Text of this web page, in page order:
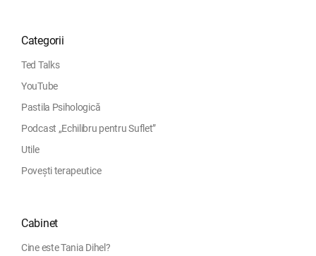
Categorii
Ted Talks
YouTube
Pastila Psihologică
Podcast „Echilibru pentru Suflet”
Utile
Povești terapeutice
Cabinet
Cine este Tania Dihel?